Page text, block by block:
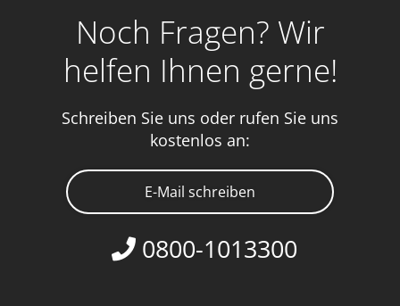
Noch Fragen? Wir
helfen Ihnen gerne!
Schreiben Sie uns oder rufen Sie uns
kostenlos an:
E-Mail schreiben
0800-1013300